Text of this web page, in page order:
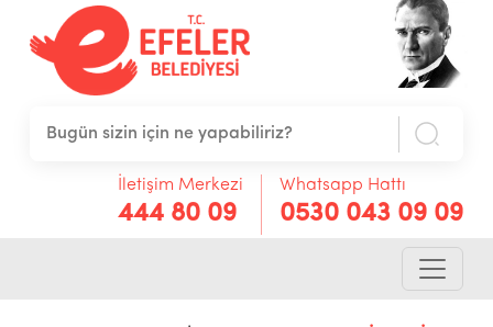
İletişim Merkezi
444 80 09
Whatsapp Hattı
0530 043 09 09